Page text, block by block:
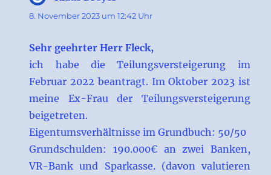
8. November 2023 um 12:42 Uhr
Sehr geehrter Herr Fleck,
ich habe die Teilungsversteigerung im
Februar 2022 beantragt. Im Oktober 2023 ist
meine Ex-Frau der Teilungsversteigerung
beigetreten.
Eigentumsverhältnisse im Grundbuch: 50/50
Grundschulden: 190.000€ an zwei Banken,
VR-Bank und Sparkasse. (davon valutieren